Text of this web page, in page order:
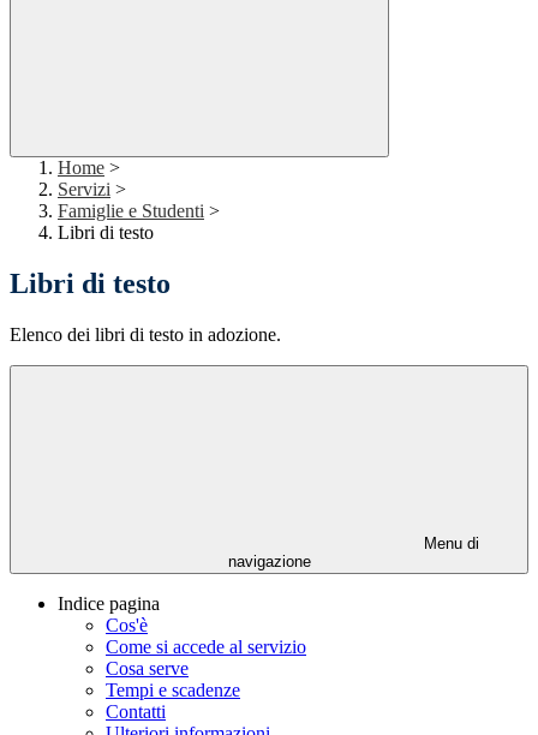
Home >
Servizi >
Famiglie e Studenti >
Libri di testo
Libri di testo
Elenco dei libri di testo in adozione.
Menu di
navigazione
Indice pagina
Cos'è
Come si accede al servizio
Cosa serve
Tempi e scadenze
Contatti